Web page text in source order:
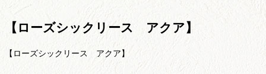
【ローズシックリース アクア】
【ローズシックリース アクア 】